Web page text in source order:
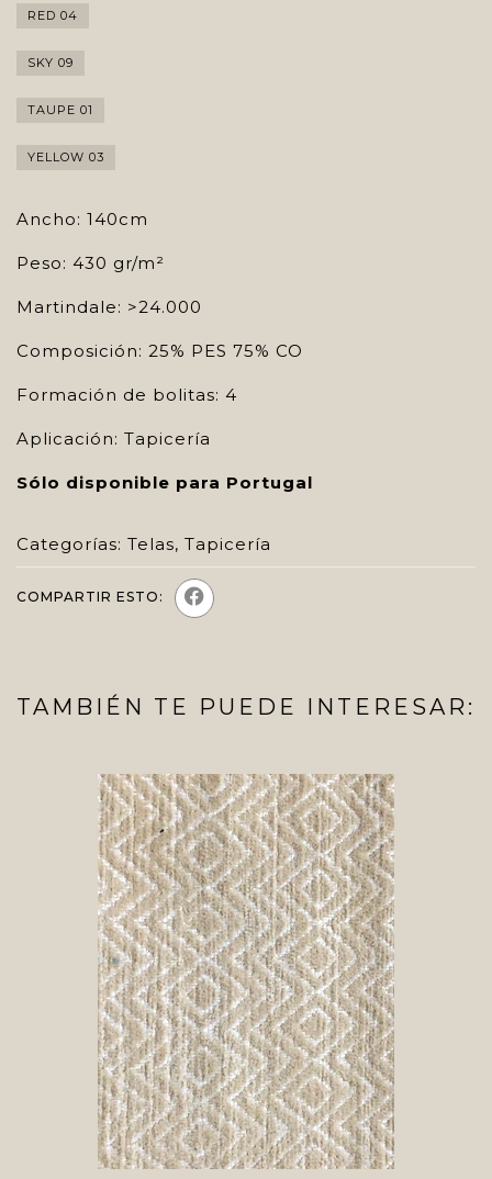
RED 04
SKY 09
TAUPE 01
YELLOW 03
Ancho: 140cm
Peso: 430 gr/m²
Martindale: >24.000
Composición: 25% PES 75% CO
Formación de bolitas: 4
Aplicación: Tapicería
Sólo disponible para Portugal
Categorías: Telas, Tapicería
COMPARTIR ESTO:
TAMBIÉN TE PUEDE INTERESAR: